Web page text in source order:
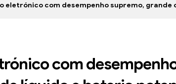
eletrónico com desempenho supremo,
com